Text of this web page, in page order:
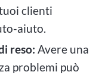
clienti
aiuto.
reso: Avere una
problemi può